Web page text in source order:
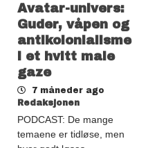
Avatar-univers:
Guder, våpen og
antikolonialisme
i et hvitt male
gaze
7 måneder ago
Redaksjonen
PODCAST: De mange
temaene er tidløse, men